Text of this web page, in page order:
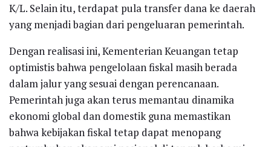
K/L. Selain itu, terdapat pula transfer dana ke daerah
yang menjadi bagian dari pengeluaran pemerintah.
Dengan realisasi ini, Kementerian Keuangan tetap
optimistis bahwa pengelolaan fiskal masih berada
dalam jalur yang sesuai dengan perencanaan.
Pemerintah juga akan terus memantau dinamika
ekonomi global dan domestik guna memastikan
bahwa kebijakan fiskal tetap dapat menopang